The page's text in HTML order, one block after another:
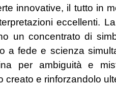
innovative, il tutto in
eccellenti.
un concentrato di
a fede e scienza
per ambiguità e
creato e rinforzandolo